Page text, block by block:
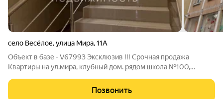
село Весёлое,улица Мира,11А
Объект в базе - V67993 Эксклюзив !!! Срочная продажа
Квартиры на ул.мира, клубный дом. рядом школа №100,
инфраструктура. Есть все для жизни (магнит,пятерочка,аптека
апрель) квартира черновая газ в
Позвонить